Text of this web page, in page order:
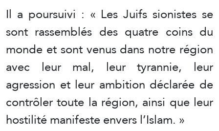
Il a poursuivi : « Les Juifs sionistes se
sont rassemblés des quatre coins du
monde et sont venus dans notre région
avec leur mal, leur tyrannie, leur
agression et leur ambition déclarée de
contrôler toute la région, ainsi que leur
hostilité manifeste envers l’Islam. »